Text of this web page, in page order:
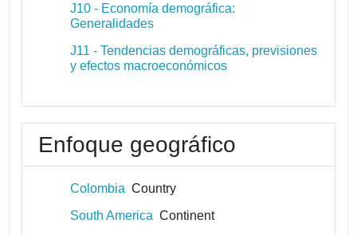
J10 - Economía demográfica:
Generalidades
J11 - Tendencias demográficas, previsiones
y efectos macroeconómicos
Enfoque geográfico
Colombia Country
South America Continent